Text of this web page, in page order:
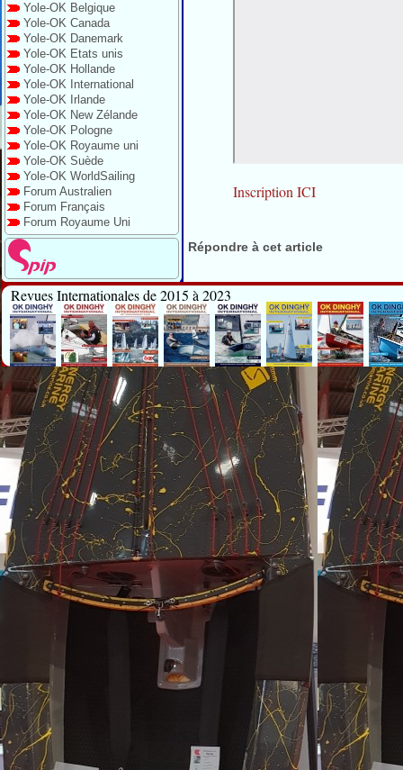
Yole-OK Belgique
Yole-OK Canada
Yole-OK Danemark
Yole-OK Etats unis
Yole-OK Hollande
Yole-OK International
Yole-OK Irlande
Yole-OK New Zélande
Yole-OK Pologne
Yole-OK Royaume uni
Yole-OK Suède
Yole-OK WorldSailing
Forum Australien
Forum Français
Forum Royaume Uni
Inscription ICI
Répondre à cet article
Revues Internationales de 2015 à 2023